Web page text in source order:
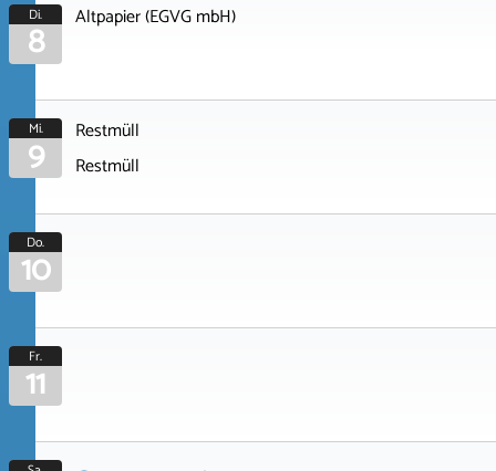
Di.
8 Altpapier (EGVG mbH)
Mi.
9
Restmüll
Restmüll
Do.
10
Fr.
11